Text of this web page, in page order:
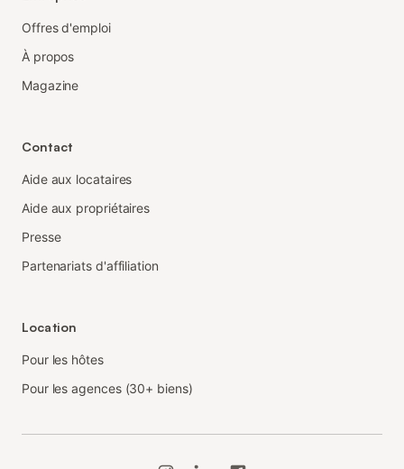
Offres d'emploi
À propos
Magazine
Contact
Aide aux locataires
Aide aux propriétaires
Presse
Partenariats d'affiliation
Location
Pour les hôtes
Pour les agences (30+ biens)